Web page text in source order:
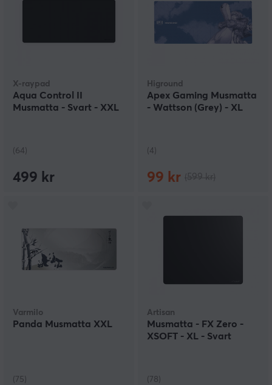
X-raypad
Aqua Control II
Musmatta - Svart - XXL
(64)
499 kr
Higround
Apex Gaming Musmatta
- Wattson (Grey) - XL
(4)
99 kr
Varmilo
Panda Musmatta XXL
(75)
Artisan
Musmatta - FX Zero -
XSOFT - XL - Svart
(78)